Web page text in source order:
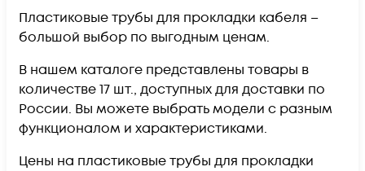
Пластиковые трубы для прокладки кабеля –
большой выбор по выгодным ценам.
В нашем каталоге представлены товары в
количестве 17 шт., доступных для доставки по
России. Вы можете выбрать модели с разным
функционалом и характеристиками.
Цены на пластиковые трубы для прокладки